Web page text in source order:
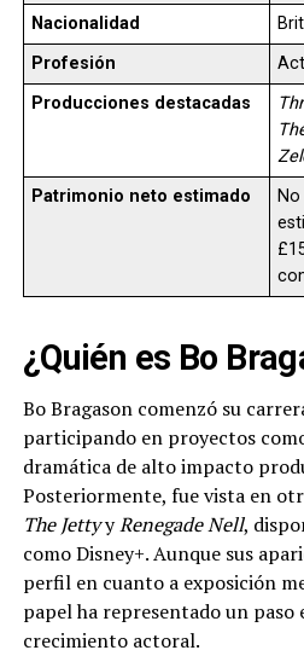
Nacionalidad
Profesión
Producciones destacadas
Patrimonio neto estimado
No
¿Quién es Bo
Bo Bragason comenzó su
participando en proyectos
dramática de alto impacto
Posteriormente, fue vista en
The JettyyRenegade Nell,
como Disney+. Aunque sus
perfil en cuanto a exposición
papel ha representado un paso
crecimiento actoral.